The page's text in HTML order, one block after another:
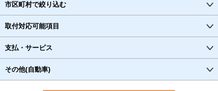
市区町村で絞り込む
取付対応可能項目
支払・サービス
その他(自動車)